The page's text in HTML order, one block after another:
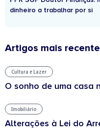
dinheiro a trabalhar por si
Artigos mais
Cultura e Lazer
O sonho de uma casa
Imobiliário
Alterações à Lei do